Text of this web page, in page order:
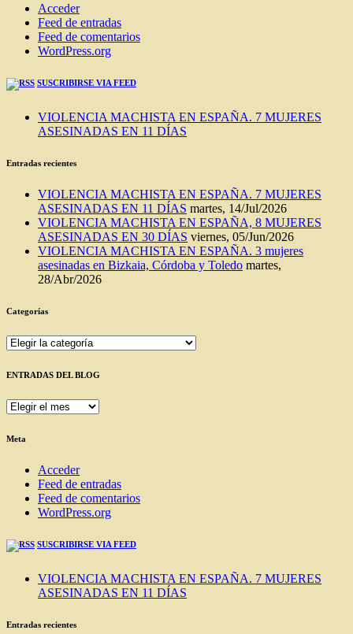
Acceder
Feed de entradas
Feed de comentarios
WordPress.org
SUSCRIBIRSE VIA FEED
VIOLENCIA MACHISTA EN ESPAÑA. 7 MUJERES
ASESINADAS EN 11 DÍAS
Entradas recientes
VIOLENCIA MACHISTA EN ESPAÑA. 7 MUJERES
ASESINADAS EN 11 DÍAS martes, 14/Jul/2026
VIOLENCIA MACHISTA EN ESPAÑA, 8 MUJERES
ASESINADAS EN 30 DÍAS viernes, 05/Jun/2026
VIOLENCIA MACHISTA EN ESPAÑA. 3 mujeres
asesinadas en Bizkaia, Córdoba y Toledo martes,
28/Abr/2026
Categorías
Categorías
ENTRADAS DEL BLOG
ENTRADAS
BLOG
Meta
Acceder
Feed de entradas
Feed de comentarios
WordPress.org
SUSCRIBIRSE VIA FEED
VIOLENCIA MACHISTA EN ESPAÑA. 7 MUJERES
ASESINADAS EN 11 DÍAS
Entradas recientes